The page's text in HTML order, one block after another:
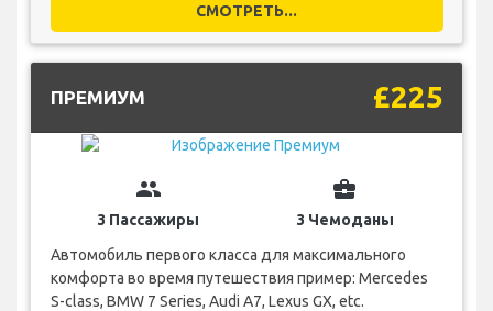
СМОТРЕТЬ...
ПРЕМИУМ £225
group
3 Пассажиры
business_center
3 Чемоданы
Автомобиль первого класса для максимального
комфорта во время путешествия пример: Mercedes
S-class, BMW 7 Series, Audi A7, Lexus GX, etc.